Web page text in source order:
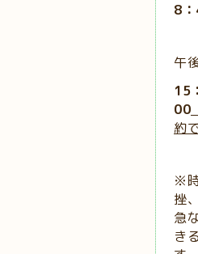
8
午
15
00
約
※
挫
急
き